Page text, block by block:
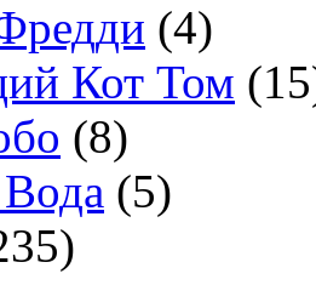
(4)
Кот Том
(8)
(5)